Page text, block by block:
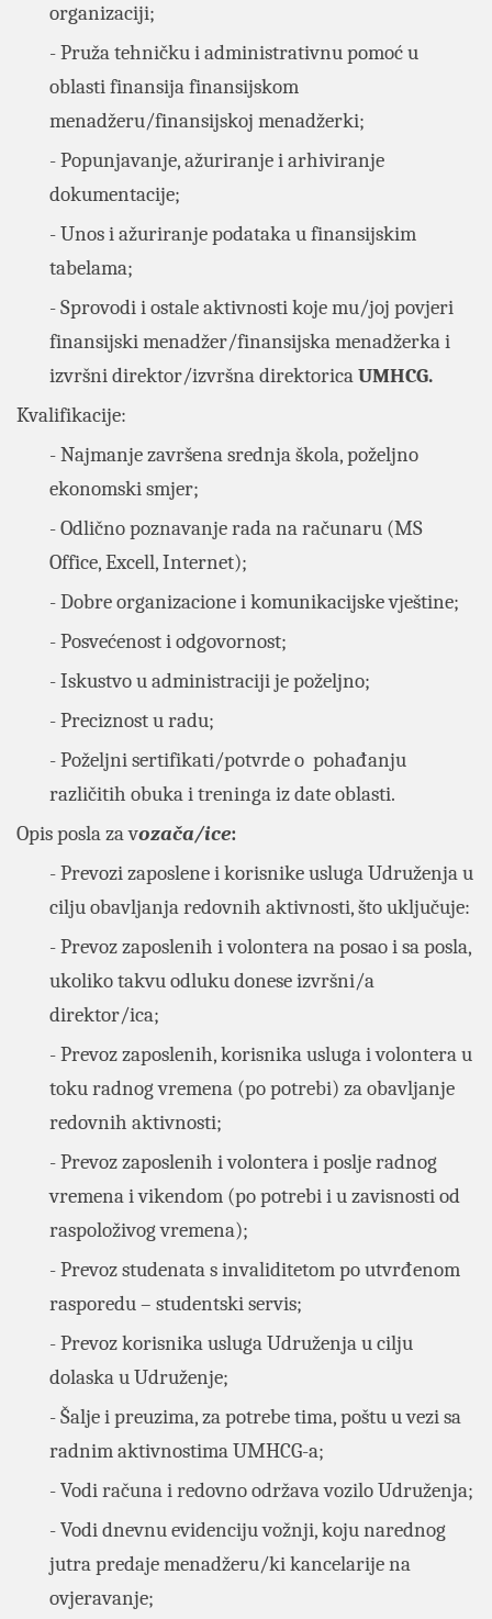
organizaciji;
- Pruža tehničku i administrativnu pomoć u
oblasti finansija finansijskom
menadžeru/finansijskoj menadžerki;
- Popunjavanje, ažuriranje i arhiviranje
dokumentacije;
- Unos i ažuriranje podataka u finansijskim
tabelama;
- Sprovodi i ostale aktivnosti koje mu/joj povjeri
finansijski menadžer/finansijska menadžerka i
izvršni direktor/izvršna direktoricaUMHCG.
Kvalifikacije:
- Najmanje završena srednja škola, poželjno
ekonomski smjer;
- Odlično poznavanje rada na računaru (MS
Office, Excell, Internet);
- Dobre organizacione i komunikacijske vještine;
- Posvećenost i odgovornost;
- Iskustvo u administraciji je poželjno;
- Preciznost u radu;
- Poželjni sertifikati/potvrde o pohađanju
različitih obuka i treninga iz date oblasti.
Opis posla za vozača/ice:
- Prevozi zaposlene i korisnike usluga Udruženja u
cilju obavljanja redovnih aktivnosti, što uključuje:
- Prevoz zaposlenih i volontera na posao i sa posla,
ukoliko takvu odluku donese izvršni/a
direktor/ica;
- Prevoz zaposlenih, korisnika usluga i volontera u
toku radnog vremena (po potrebi) za obavljanje
redovnih aktivnosti;
- Prevoz zaposlenih i volontera i poslje radnog
vremena i vikendom (po potrebi i u zavisnosti od
raspoloživog vremena);
- Prevoz studenata s invaliditetom po utvrđenom
rasporedu – studentski servis;
- Prevoz korisnika usluga Udruženja u cilju
dolaska u Udruženje;
- Šalje i preuzima, za potrebe tima, poštu u vezi sa
radnim aktivnostima UMHCG-a;
- Vodi računa i redovno održava vozilo Udruženja;
- Vodi dnevnu evidenciju vožnji, koju narednog
jutra predaje menadžeru/ki kancelarije na
ovjeravanje;